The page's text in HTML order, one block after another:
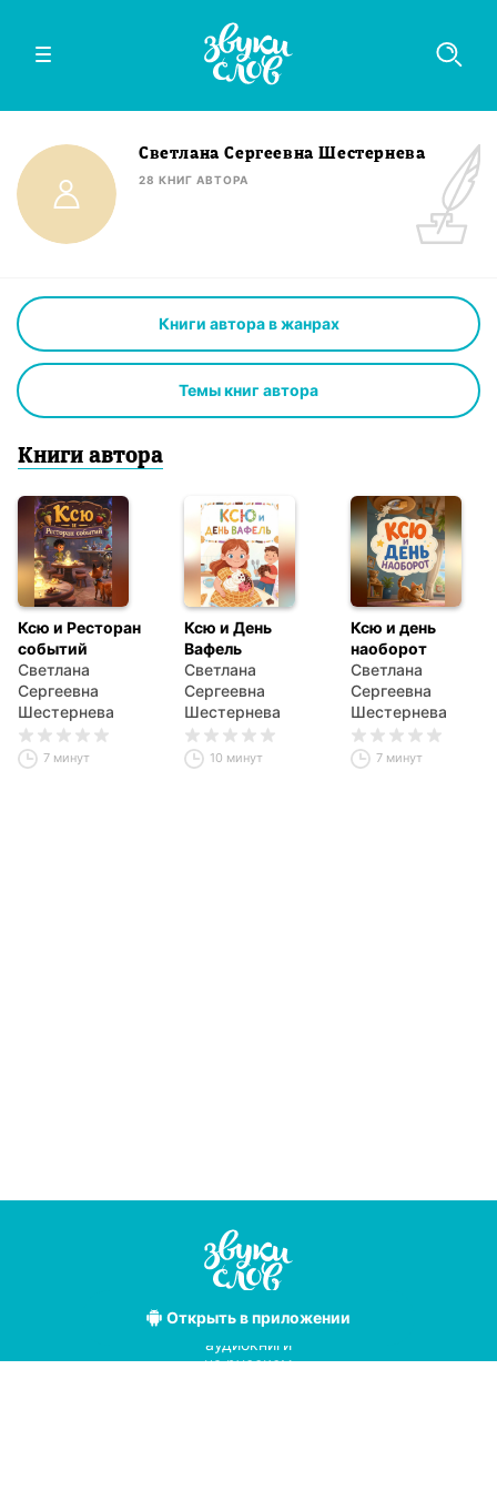
Светлана Сергеевна Шестернева
28 КНИГ АВТОРА
Книги автора в жанрах
Темы книг автора
Книги автора
Ксю и Ресторан
событий
Светлана
Сергеевна
Шестернева
7 минут
Ксю и День
Вафель
Светлана
Сергеевна
Шестернева
10 минут
Ксю и день
наоборот
Светлана
Сергеевна
Шестернева
7 минут
Открытьв приложении
Лучшие
аудиокниги
на русском